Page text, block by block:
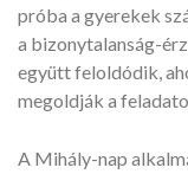
próba a gyerekek
a bizonytalanság-
együtt feloldódik,
megoldják a
A Mihály-nap